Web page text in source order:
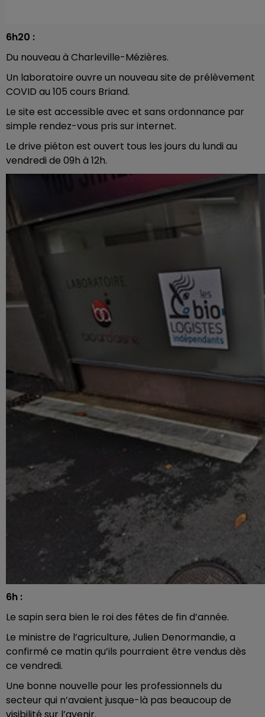
6h20 :
Du nouveau à Charleville-Mézières.
Un laboratoire ouvre un nouveau site de prélèvement
COVID au 105 cours Briand.
Le site est accessible avec et sans ordonnance par
simple rendez-vous pris sur internet.
Le drive piéton est ouvert tous les jours du lundi au
vendredi de 09h à 12h.
6h :
Le sapin sera bien le roi des fêtes de fin d’année.
Le ministre de l’agriculture, Julien Denormandie, a
confirmé ce matin qu’ils pourraient être vendus dès
ce vendredi.
Une bonne nouvelle pour les professionnels du
secteur qui n’avaient jusque-là pas beaucoup de